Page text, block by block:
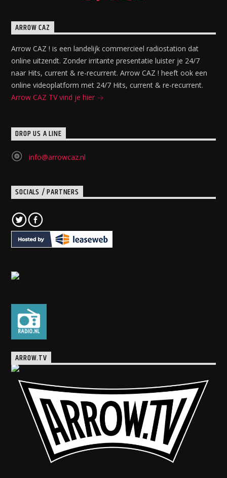
ARROW CAZ
Arrow CAZ ! is een landelijk commercieel radiostation dat
online uitzendt. Zonder irritante presentatie luister je 24/7
naar Hits, current & re-recurrent. Arrow CAZ ! heeft ook een
online videoplatform met 24/7 Hits, current & re-recurrent.
Arrow CAZ TV vind je hier
DROP US A LINE
info@arrowcaz.nl
SOCIALS / PARTNERS
ARROW.TV